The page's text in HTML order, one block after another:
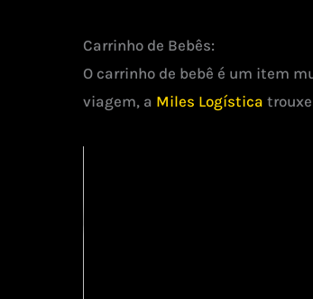
Carrinho de Bebês:
O carrinho de bebê é um item
viagem, a Miles Logística